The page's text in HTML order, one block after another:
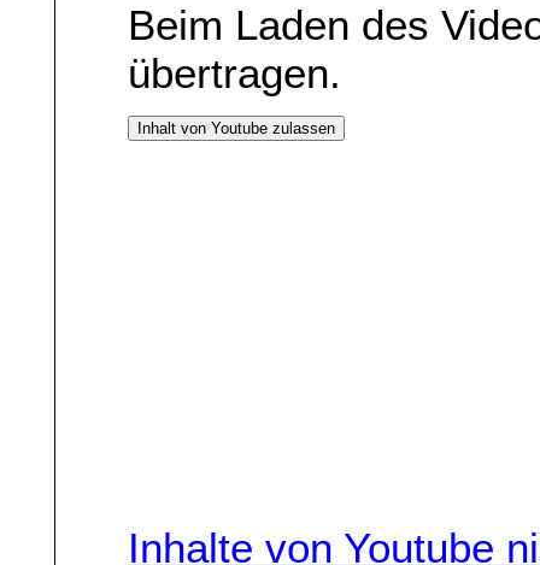
Beim Laden des
übertragen.
Inhalt von Youtube zulassen
Inhalte von Youtube